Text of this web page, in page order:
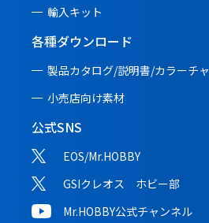
輸入キット
各種ダウンロード
製品カタログ/説明書/カラーチ
小売店向け素材
公式SNS
EOS/Mr.HOBBY
GSIクレオス ホビー部
Mr.HOBBY公式チャンネル